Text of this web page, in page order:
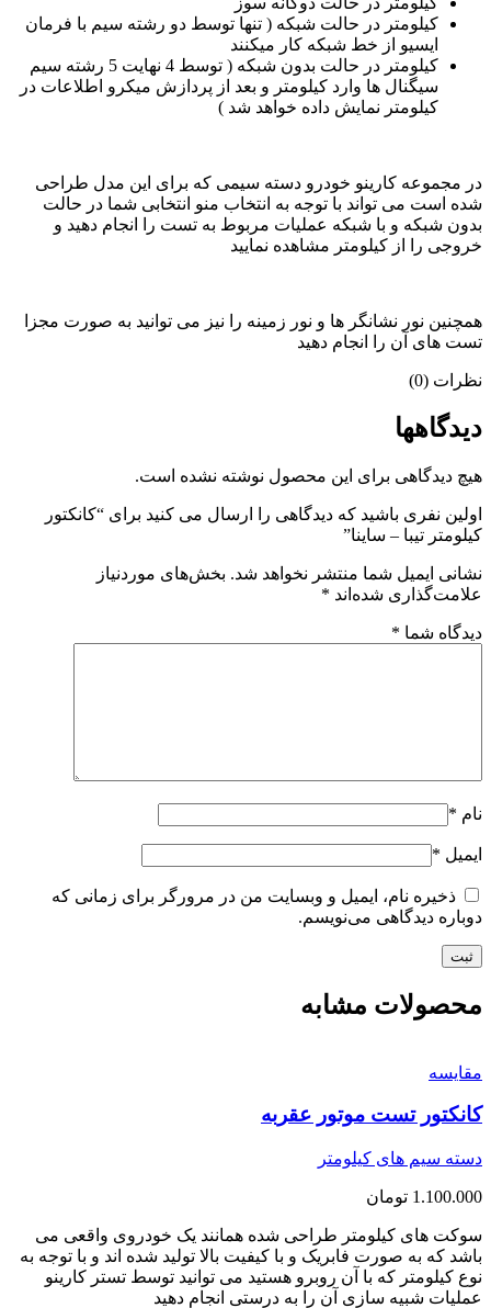
کیلومتر در حالت شبکه ( تنها توسط دو رشته سیم با فرمان
ایسیو از خط شبکه کار میکنند
کیلومتر در حالت بدون شبکه ( توسط 4 نهایت 5 رشته سیم
سیگنال ها وارد کیلومتر و بعد از پردازش میکرو اطلاعات در
کیلومتر نمایش داده خواهد شد )
در مجموعه کارینو خودرو دسته سیمی که برای این مدل طراحی
شده است می تواند با توجه به انتخاب منو انتخابی شما در حالت
بدون شبکه و با شبکه عملیات مربوط به تست را انجام دهید و
خروجی را از کیلومتر مشاهده نمایید
همچنین نور نشانگر ها و نور زمینه را نیز می توانید به صورت مجزا
تست های آن را انجام دهید
نظرات (0)
دیدگاهها
هیچ دیدگاهی برای این محصول نوشته نشده است.
اولین نفری باشید که دیدگاهی را ارسال می کنید برای “کانکتور
کیلومتر تیبا – ساینا”
نشانی ایمیل شما منتشر نخواهد شد. بخش‌های موردنیاز
علامت‌گذاری شده‌اند *
دیدگاه شما *
نام *
ایمیل *
ذخیره نام، ایمیل و وبسایت من در مرورگر برای زمانی که
دوباره دیدگاهی می‌نویسم.
محصولات مشابه
مقايسه
کانکتور تست موتور عقربه
دسته سیم های کیلومتر
1.100.000 تومان
سوکت های کیلومتر طراحی شده همانند یک خودروی واقعی می
باشد که به صورت فابریک و با کیفیت بالا تولید شده اند و با توجه به
نوع کیلومتر که با آن روبرو هستید می توانید توسط تستر کارینو
عملیات شبیه سازی آن را به درستی انجام دهید